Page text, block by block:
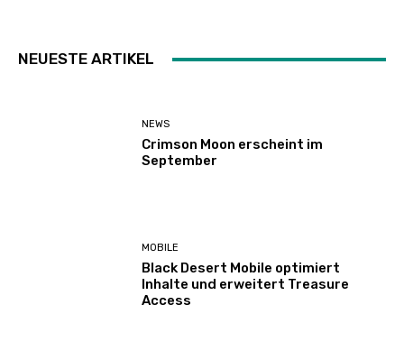
NEUESTE ARTIKEL
NEWS
Crimson Moon erscheint im
September
MOBILE
Black Desert Mobile optimiert
Inhalte und erweitert Treasure
Access